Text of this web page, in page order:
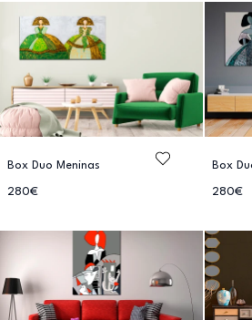
Box Duo Meninas
280€
Box
280€